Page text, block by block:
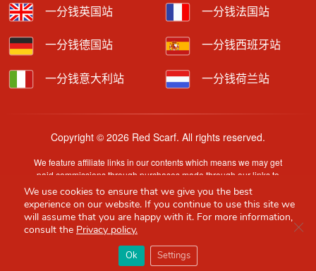
你必备的英国指南
一分钱英国站 一分钱法国站
一分钱德国站 一分钱西班牙站
一分钱意大利站 一分钱荷兰站
Copyright © 2026 Red Scarf. All rights reserved.
We feature affiliate links in our contents which means we may get
paid commissions through purchases made through our links to
retailer sites.
Content is provided by users, brands or merchants. Some
information may have been generated by AI and is provided for
guidance only. Accuracy and availability may change without prior
We use cookies to ensure that we give you the best
experience on our website. If you continue to use this site we
will assume that you are happy with it. For more information,
consult the Privacy policy.
Ok Settings